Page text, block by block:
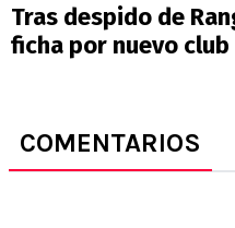
Tras despido de
ficha por nuevo club
COMENTARIOS